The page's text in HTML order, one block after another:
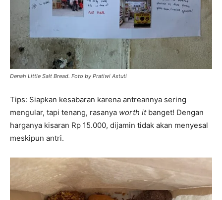
Denah Little Salt Bread. Foto by Pratiwi Astuti
Tips: Siapkan kesabaran karena antreannya sering
mengular, tapi tenang, rasanya worth itbanget! Dengan
harganya kisaran Rp 15.000, dijamin tidak akan menyesal
meskipun antri.